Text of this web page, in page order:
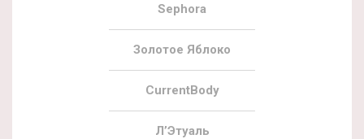
Sephora
Золотое Яблоко
CurrentBody
Л’Этуаль